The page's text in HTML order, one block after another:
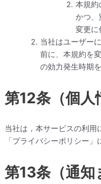
本規約
かつ、
変更に
当社はユーザー
前に、本規約を
の効力発生時期
第12条（個人
当社は，本サービスの利用
「プライバシーポリシー」
第13条（通知